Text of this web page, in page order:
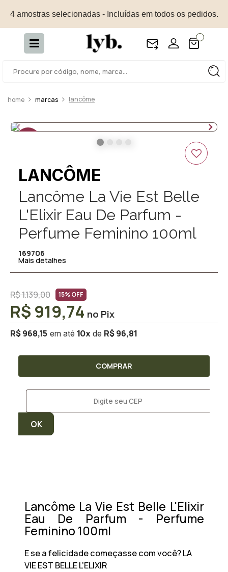
4 amostras selecionadas - Incluídas em todos os pedidos.
marcas lancôme
LANCÔME
Lancôme La Vie Est Belle
L'Elixir Eau De Parfum -
Perfume Feminino 100ml
169706
Mais detalhes
R$ 1.139,00 15% OFF
R$ 968,15 10x R$ 96,81
R$ 919,74
COMPRAR
Lancôme La Vie Est Belle L'Elixir
Eau De Parfum - Perfume
Feminino 100ml
E se a felicidade começasse com você?LA
VIE EST BELLE L’ELIXIR